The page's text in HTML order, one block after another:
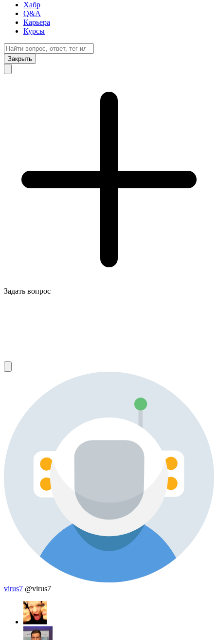
Хабр
Q&A
Карьера
Курсы
Закрыть
Задать вопрос
virus7 @virus7